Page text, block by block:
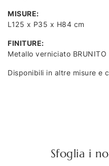
MISURE:
L125 x P35 x H84 cm
FINITURE:
Metallo verniciato BRUNITO
Disponibili in altre misure e
Sfoglia i